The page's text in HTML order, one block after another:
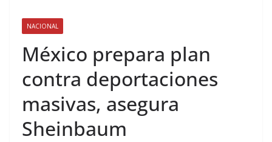
NACIONAL
México prepara plan
contra deportaciones
masivas, asegura
Sheinbaum